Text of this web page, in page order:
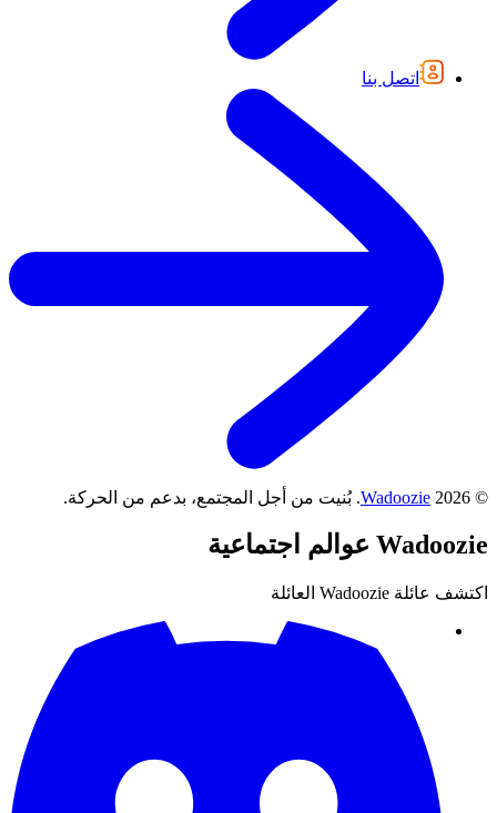
اتصل بنا
©
2026
Wadoozie
.بُنيت من أجل المجتمع، بدعم من الحركة.
Wadoozie عوالم اجتماعية
اكتشف عائلة Wadoozie العائلة